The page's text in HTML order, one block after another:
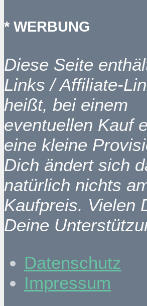
* WERBUNG
Diese Seite
Links / Affiliate-
heißt, bei einem
eventuellen Kauf
eine kleine
Dich ändert sich
natürlich nichts
Kaufpreis. Vielen
Deine
Datenschutz
Impressum